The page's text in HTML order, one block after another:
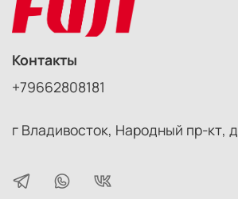
Контакты
+79662808181
г Владивосток, Народный пр-кт,